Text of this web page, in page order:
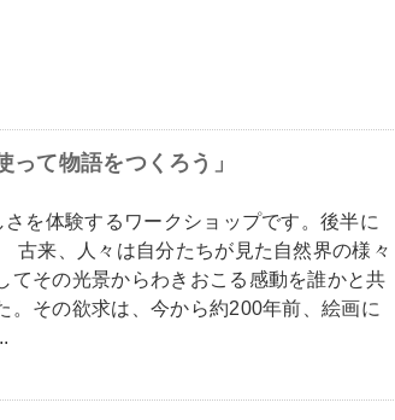
て物語をつくろう」
を体験するワークショップです。後半に
古来、人々は自分たちが見た自然界の様々
てその光景からわきおこる感動を誰かと共
その欲求は、今から約200年前、絵画に